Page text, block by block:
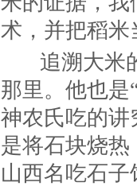
术，并把稻
追溯大米的
那里。他也是
神农氏吃的讲
是将石块烧
山西名吃石